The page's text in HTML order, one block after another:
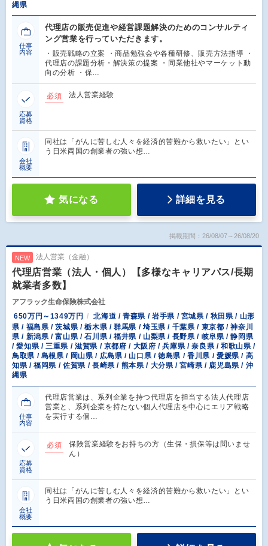
縄県
仕事
内容
代理店の販売促進や経営課題解決のためのコンサルティ
ング営業を行っていただきます。
・販売戦略の立案 ・商品勉強会や各種研修、販売方法指導 ・
代理店の課題分析・解決策の提案 ・同業他社やマーケット動
向の分析 ・保…
応募
資格
必須 法人営業経験
会社
概要
同社は「がんに苦しむ人々を経済的苦難から救いたい」とい
う日米両国の創業者の強い想…
気になる 詳細を見る
掲載期間：26/08/07～26/08/20
NEW 法人営業（金融）
代理店営業（法人・個人）【多様なキャリアパス/長期
就業者多数】
アフラック生命保険株式会社
650万円～1349万円
北海道 / 青森県 / 岩手県 / 宮城県 / 秋田県 / 山形
県 / 福島県 / 茨城県 / 栃木県 / 群馬県 / 埼玉県 / 千葉県 / 東京都 / 神奈川
県 / 新潟県 / 富山県 / 石川県 / 福井県 / 山梨県 / 長野県 / 岐阜県 / 静岡県
/ 愛知県 / 三重県 / 滋賀県 / 京都府 / 大阪府 / 兵庫県 / 奈良県 / 和歌山県 /
鳥取県 / 島根県 / 岡山県 / 広島県 / 山口県 / 徳島県 / 香川県 / 愛媛県 / 高
知県 / 福岡県 / 佐賀県 / 長崎県 / 熊本県 / 大分県 / 宮崎県 / 鹿児島県 / 沖
縄県
仕事
内容
代理店営業は、系列企業を持つ代理店を担当する法人代理店
営業と、系列企業を持たない個人代理店を中心にエリア戦略
を実行する個…
応募
資格
必須
保険営業経験をお持ちの方（生保・損保等は問いませ
ん）
会社
概要
同社は「がんに苦しむ人々を経済的苦難から救いたい」とい
う日米両国の創業者の強い想…